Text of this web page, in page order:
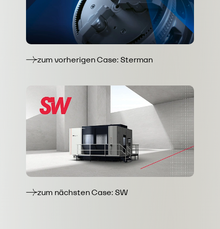
zum vorherigen Case: Sterman
zum nächsten Case: SW